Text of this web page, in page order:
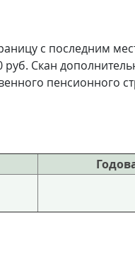
с последним
Скан
пенсионного